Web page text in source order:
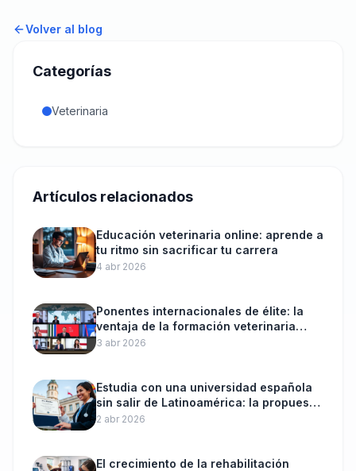
Volver al blog
Categorías
Veterinaria
Artículos relacionados
Educación veterinaria online: aprende a
tu ritmo sin sacrificar tu carrera
4 abr 2026
Ponentes internacionales de élite: la
ventaja de la formación veterinaria
online
3 abr 2026
Estudia con una universidad española
sin salir de Latinoamérica: la propuesta
de VetCam
2 abr 2026
El crecimiento de la rehabilitación